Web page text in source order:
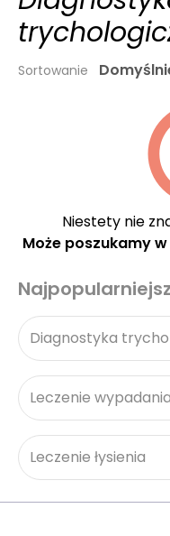
Sortowanie
Niestety nie
Może poszukamy
Diagnostyka
Leczenie
Leczenie łysienia